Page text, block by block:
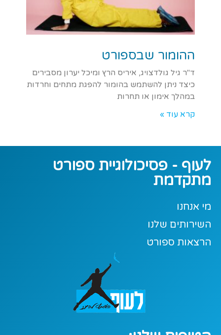
ההומור שבספורט
ד"ר גיל גולדצויג, איריס הרץ ומיכל יערון מסבירים
כיצד ניתן להשתמש בהומור להפגת מתחים וחרדות
במהלך אימון או תחרות
קרא עוד »
לעוף - פסיכולוגיית ספורט
מתקדמת
מי אנחנו
השירותים שלנו
הרצאות ספורט